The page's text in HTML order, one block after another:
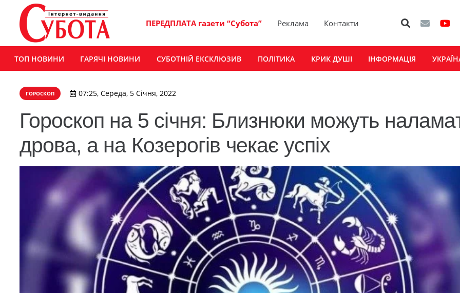
ПЕРЕДПЛАТА газети “Субота” Реклама Контакти
ТОП НОВИНИ ГАРЯЧІ НОВИНИ СУБОТНІЙ ЕКСКЛЮЗИВ ПОЛІТИКА КРИК ДУШІ ІНФОРМАЦІЯ
ГОРОСКОП 07:25, Середа, 5 Січня, 2022
Гороскоп на 5 січня: Близнюки можуть
дрова, а на Козерогів чекає успіх